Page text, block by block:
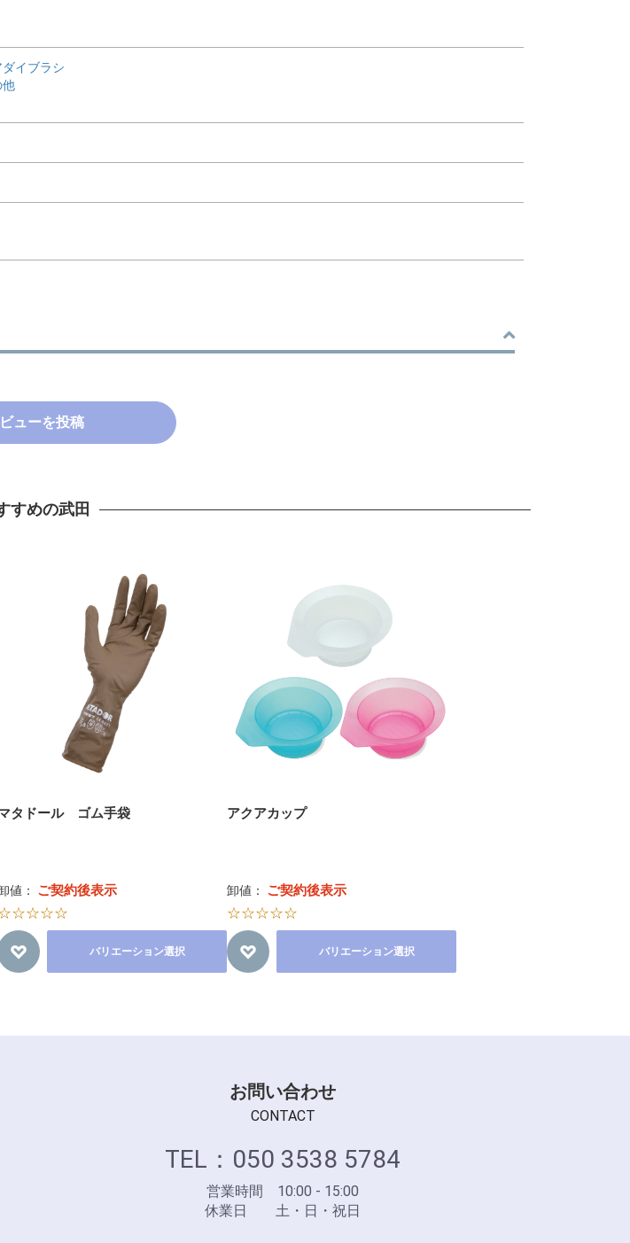
イブラシ
他
ューを投稿
すめの武田
タドール ゴム手袋
値： ご契約後表示
バリエーション選択
アクアカップ
卸値： ご契約後表示
☆☆☆☆☆
バリエーション選択
お問い合わせ
CONTACT
TEL：050 3538 5784
営業時間 10:00 - 15:00
休業日 土・日・祝日